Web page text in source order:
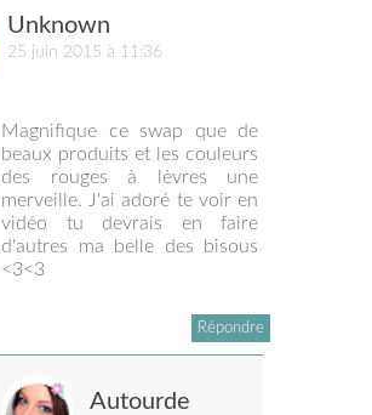
Unknown
25 juin 2015 à 11:36
Magnifique ce swap que de
beaux produits et les couleurs
des rouges à lèvres une
merveille. J'ai adoré te voir en
vidéo tu devrais en faire
d'autres ma belle des bisous
<3<3
Répondre
Autourde